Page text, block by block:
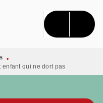
CONTENU
•
enfant qui ne dort pas